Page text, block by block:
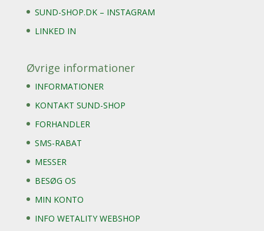
SUND-SHOP.DK – INSTAGRAM
LINKED IN
Øvrige informationer
INFORMATIONER
KONTAKT SUND-SHOP
FORHANDLER
SMS-RABAT
MESSER
BESØG OS
MIN KONTO
INFO WETALITY WEBSHOP